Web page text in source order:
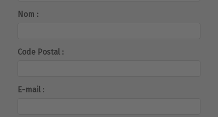
Nom :
Code Postal :
E-mail :